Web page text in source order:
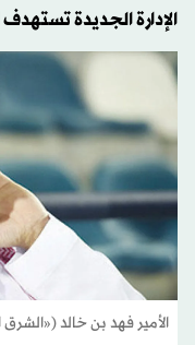
الإدارة الجديدة
الأمير فهد بن خالد